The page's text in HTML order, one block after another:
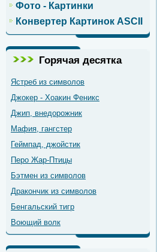
Фото - Картинки
Конвертер Картинок ASCII
Горячая десятка
Ястреб из символов
Джокер - Хоакин Феникс
Джип, внедорожник
Мафия, гангстер
Геймпад, джойстик
Перо Жар-Птицы
Бэтмен из символов
Дракончик из символов
Бенгальский тигр
Воющий волк